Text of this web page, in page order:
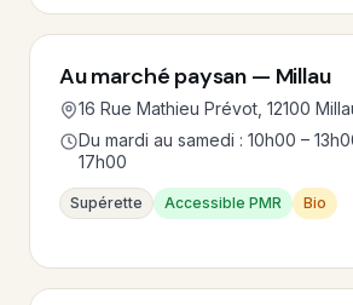
Au marché paysan — Millau
16 Rue Mathieu Prévot, 12100
Du mardi au samedi : 10h00 –
17h00
Supérette Accessible PMR Bio